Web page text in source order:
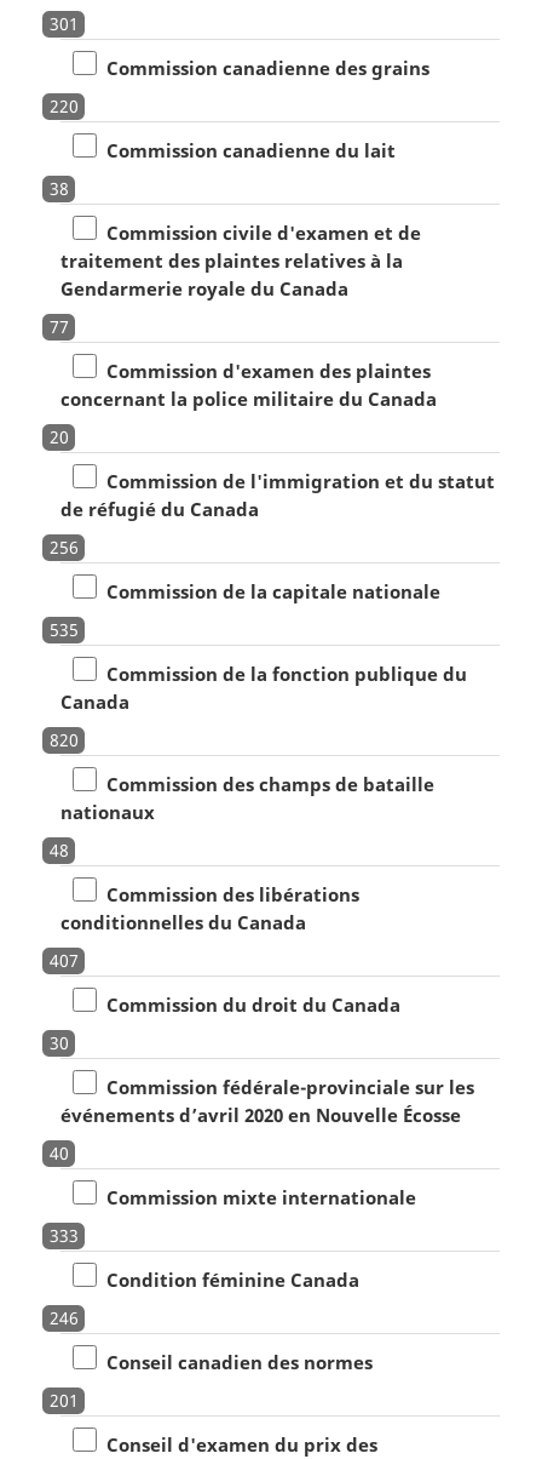
301
Commission canadienne des grains
220
Commission canadienne du lait
38
Commission civile d'examen et de
traitement des plaintes relatives à la
Gendarmerie royale du Canada
77
Commission d'examen des plaintes
concernant la police militaire du Canada
20
Commission de l'immigration et du statut
de réfugié du Canada
256
Commission de la capitale nationale
535
Commission de la fonction publique du
Canada
820
Commission des champs de bataille
nationaux
48
Commission des libérations
conditionnelles du Canada
407
Commission du droit du Canada
30
Commission fédérale-provinciale sur les
événements d’avril 2020 en Nouvelle Écosse
40
Commission mixte internationale
333
Condition féminine Canada
246
Conseil canadien des normes
201
Conseil d'examen du prix des